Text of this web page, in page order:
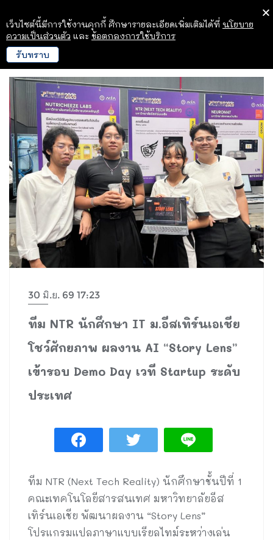
30 มิ.ย. 69 17:23
ทีม NTR นักศึกษา IT ม.อีสเทิร์นเอเชีย
โชว์ศักยภาพ ผลงาน AI “Story Lens”
เข้ารอบ Demo Day เวที Startup ระดับ
ประเทศ
ทีม NTR (Next Tech Reality) นักศึกษาชั้นปีที่ 1
คณะเทคโนโลยีสารสนเทศ มหาวิทยาลัยอีส
เทิร์นเอเชีย พัฒนาผลงาน “Story Lens”
โปรแกรมแปลภาษาแบบเรียลไทม์ระหว่างเล่น
เว็บไซต์นี้มีการใช้งานคุกกี้ ศึกษารายละเอียดเพิ่มเติมได้ที่ นโยบาย
ความเป็นส่วนตัว และ ข้อตกลงการใช้บริการ
รับทราบ